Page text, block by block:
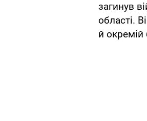
загинув
області.
й окремій